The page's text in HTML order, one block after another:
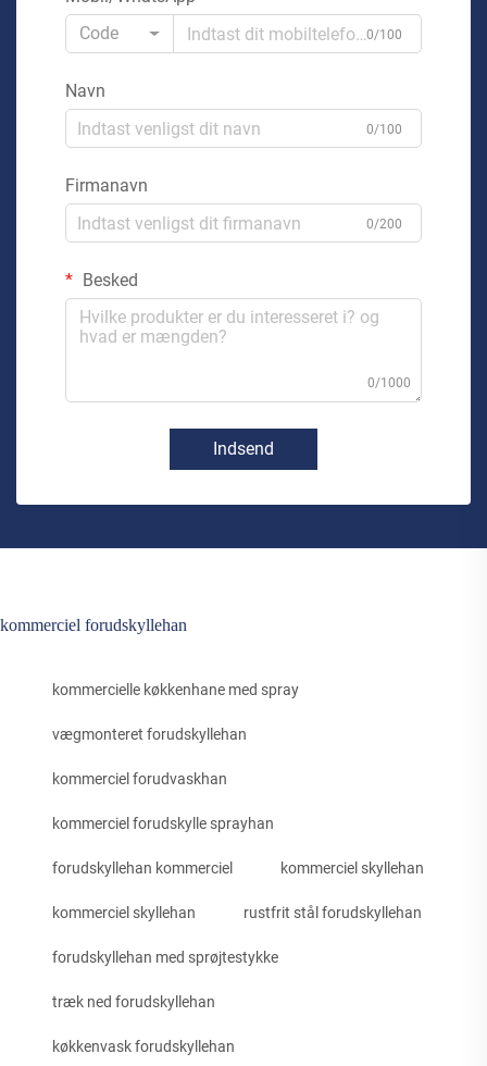
Code
0/100
Navn
0/100
Firmanavn
0/200
Besked
0/1000
Indsend
kommerciel forudskyllehan
kommercielle køkkenhane med spray
vægmonteret forudskyllehan
kommerciel forudvaskhan
kommerciel forudskylle sprayhan
forudskyllehan kommerciel kommerciel skyllehan
kommerciel skyllehan rustfrit stål forudskyllehan
forudskyllehan med sprøjtestykke
træk ned forudskyllehan
køkkenvask forudskyllehan